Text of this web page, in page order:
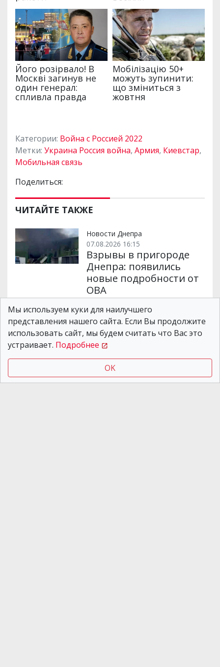
Категории: Война с Россией 2022
Метки: Украина Россия война, Армия, Киевстар,
Мобильная связь
Поделиться:
ЧИТАЙТЕ ТАКЖЕ
Новости Днепра
07.08.2026 16:15
Взрывы в пригороде
Днепра: появились
новые подробности от
ОВА
Новости Днепра
07.08.2026 14:36
В пригороде Днепра
поднялся столб дыма
Мы используем куки для наилучшего
представления нашего сайта. Если Вы продолжите
использовать сайт, мы будем считать что Вас это
устраивает. Подробнее
OK